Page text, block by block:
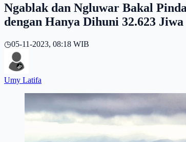
Ngablak dan Ngluwar Bakal
dengan Hanya Dihuni 32.623 Jiwa
◷05-11-2023, 08:18 WIB
Umy Latifa